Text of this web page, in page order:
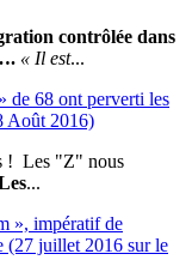
contrôlée dans
« Il est...
de 68 ont perverti les
Août 2016)
! Les "Z" nous
...
», impératif de
(27 juillet 2016 sur le